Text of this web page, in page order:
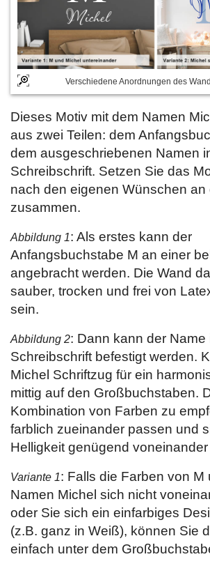
Verschiedene Anordnungen des
Dieses Motiv mit dem Namen
aus zwei Teilen: dem
dem ausgeschriebenen Namen
Schreibschrift. Setzen Sie das
nach den eigenen Wünschen an
zusammen.
Abbildung 1: Als erstes kann der
Anfangsbuchstabe M an einer
angebracht werden. Die Wand
sauber, trocken und frei von
sein.
Abbildung 2: Dann kann der
Schreibschrift befestigt werden.
Michel Schriftzug für ein
mittig auf den Großbuchstaben.
Kombination von Farben zu
farblich zueinander passen und
Helligkeit genügend
Variante 1: Falls die Farben von M
Namen Michel sich nicht
oder Sie sich ein einfarbiges
(z.B. ganz in Weiß), können Sie
einfach unter dem